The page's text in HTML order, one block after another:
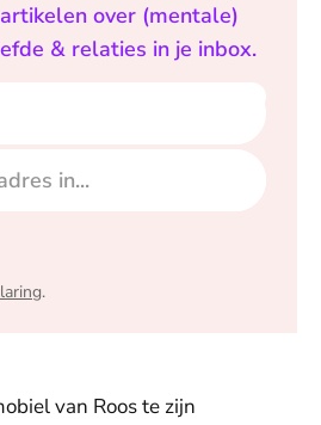
over (mentale)
& relaties in je inbox.
.
van Roos te zijn